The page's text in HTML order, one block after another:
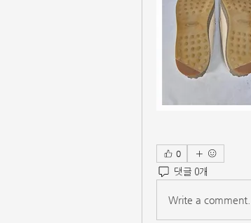
0
댓글 0개
Write a comment...